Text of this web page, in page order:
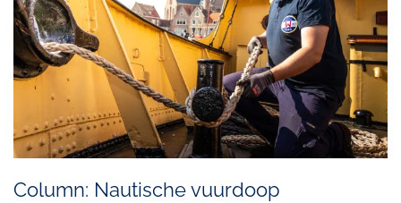
Column: Nautische vuurdoop